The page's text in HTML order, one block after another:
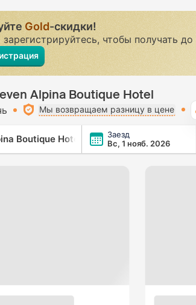
Gold-скидки!
чтобы получать до
Alpina Boutique Hotel
Мы возвращаем разницу в цене
Boutique Hotel
Заезд
Вс, 1 нояб. 2026